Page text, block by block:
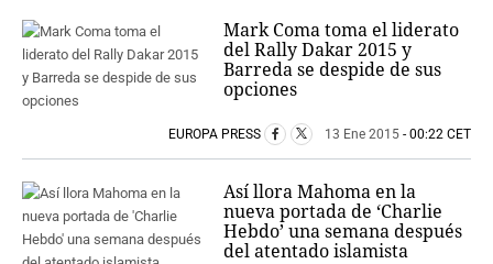
Mark Coma toma el liderato
del Rally Dakar 2015 y
Barreda se despide de sus
opciones
EUROPA PRESS 13 Ene 2015 - 00:22 CET
Así llora Mahoma en la
nueva portada de ‘Charlie
Hebdo’ una semana después
del atentado islamista